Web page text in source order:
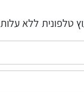
טלפונית ללא עלות